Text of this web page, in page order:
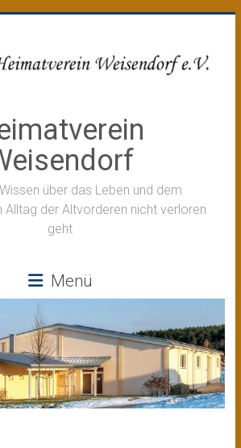
über das Leben und dem
Alltag der Altvorderen nicht verloren
geht
Menü